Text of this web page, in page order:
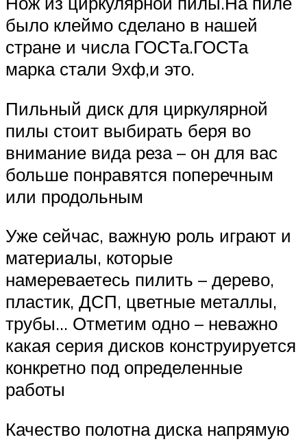
было клеймо сделано в нашей
стране и числа ГОСТа.ГОСТа
марка стали 9хф,и это.
Пильный диск для циркулярной
пилы стоит выбирать беря во
внимание вида реза – он для вас
больше понравятся поперечным
или продольным
Уже сейчас, важную роль играют и
материалы, которые
намереваетесь пилить – дерево,
пластик, ДСП, цветные металлы,
трубы… Отметим одно – неважно
какая серия дисков конструируется
конкретно под определенные
работы
Качество полотна диска напрямую